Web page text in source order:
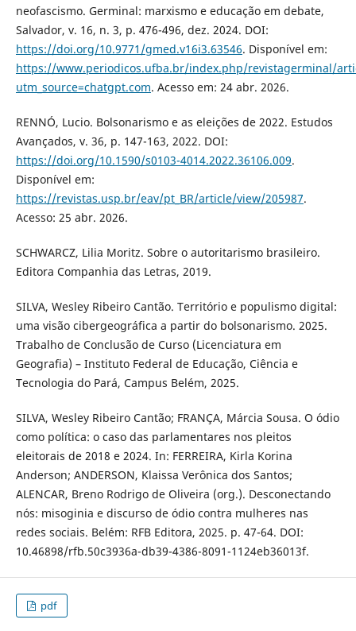
neofascismo. Germinal: marxismo e educação em debate,
Salvador, v. 16, n. 3, p. 476-496, dez. 2024. DOI:
https://doi.org/10.9771/gmed.v16i3.63546. Disponível em:
https://www.periodicos.ufba.br/index.php/revistagerminal/
utm_source=chatgpt.com. Acesso em: 24 abr. 2026.
RENNÓ, Lucio. Bolsonarismo e as eleições de 2022. Estudos
Avançados, v. 36, p. 147-163, 2022. DOI:
https://doi.org/10.1590/s0103-4014.2022.36106.009.
Disponível em:
https://revistas.usp.br/eav/pt_BR/article/view/205987.
Acesso: 25 abr. 2026.
SCHWARCZ, Lilia Moritz. Sobre o autoritarismo brasileiro.
Editora Companhia das Letras, 2019.
SILVA, Wesley Ribeiro Cantão. Território e populismo digital:
uma visão cibergeográfica a partir do bolsonarismo. 2025.
Trabalho de Conclusão de Curso (Licenciatura em
Geografia) – Instituto Federal de Educação, Ciência e
Tecnologia do Pará, Campus Belém, 2025.
SILVA, Wesley Ribeiro Cantão; FRANÇA, Márcia Sousa. O ódio
como política: o caso das parlamentares nos pleitos
eleitorais de 2018 e 2024. In: FERREIRA, Kirla Korina
Anderson; ANDERSON, Klaissa Verônica dos Santos;
ALENCAR, Breno Rodrigo de Oliveira (org.). Desconectando
nós: misoginia e discurso de ódio contra mulheres nas
redes sociais. Belém: RFB Editora, 2025. p. 47-64. DOI:
10.46898/rfb.50c3936a-db39-4386-8091-1124eb36013f.
pdf